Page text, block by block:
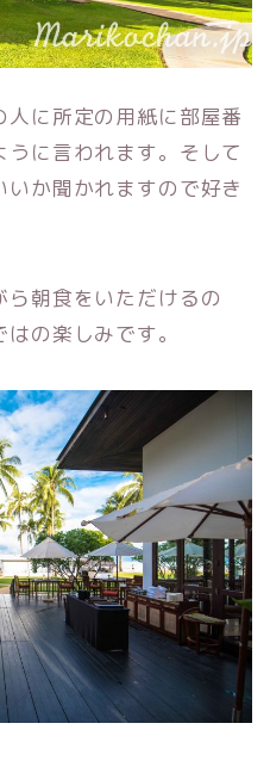
に所定の用紙に部屋番
に言われます。そして
か聞かれますので好き
朝食をいただけるの
の楽しみです。